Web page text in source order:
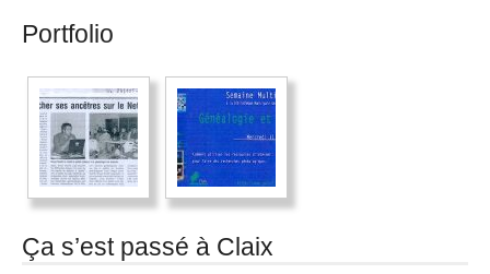
Portfolio
Ça s’est passé à Claix